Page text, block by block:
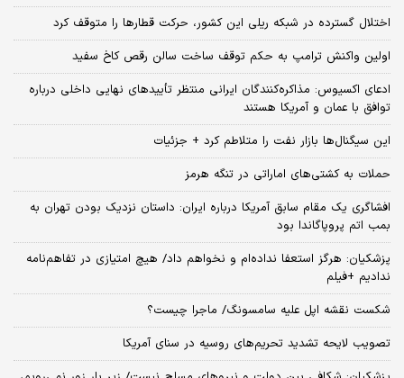
اختلال گسترده در شبکه ریلی این کشور، حرکت قطارها را متوقف کرد
اولین واکنش ترامپ به حکم توقف ساخت سالن رقص کاخ سفید
ادعای اکسیوس: مذاکره‌کنندگان ایرانی منتظر تأییدهای نهایی داخلی درباره
توافق با عمان و آمریکا هستند
این سیگنال‌ها بازار نفت را متلاطم کرد + جزئیات
حملات به کشتی‌های اماراتی در تنگه هرمز
افشاگری یک مقام سابق آمریکا درباره ایران: داستان نزدیک بودن تهران به
بمب اتم پروپاگاندا بود
پزشکیان: هرگز استعفا نداده‌ام و نخواهم داد/ هیچ امتیازی در تفاهم‌نامه
ندادیم +فیلم
شکست نقشه اپل علیه سامسونگ/ ماجرا چیست؟
تصویب لایحه تشدید تحریم‌های روسیه در سنای آمریکا